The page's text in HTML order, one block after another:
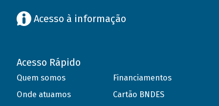
Acesso à informação
Acesso Rápido
Quem somos
Onde atuamos
Financiamentos
Cartão BNDES